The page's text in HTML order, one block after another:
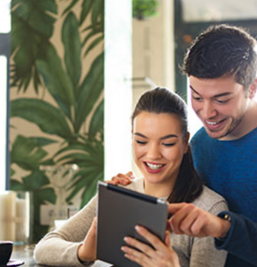
till språkpolisen
nyord
Språktidningen digitalt